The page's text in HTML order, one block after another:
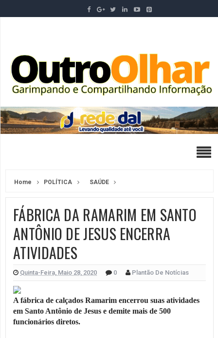
Home POLÍTICA SAÚDE
FÁBRICA DA RAMARIM EM SANTO
ANTÔNIO DE JESUS ENCERRA
ATIVIDADES
Quinta-Feira, Maio 28, 2020 0 Plantão De Notícias
A fábrica de calçados Ramarim encerrou suas atividades
em Santo Antônio de Jesus e demite mais de 500
funcionários diretos.